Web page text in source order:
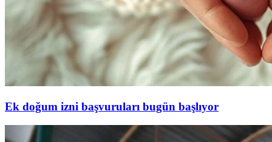
Ek doğum izni başvuruları bugün başlıyor